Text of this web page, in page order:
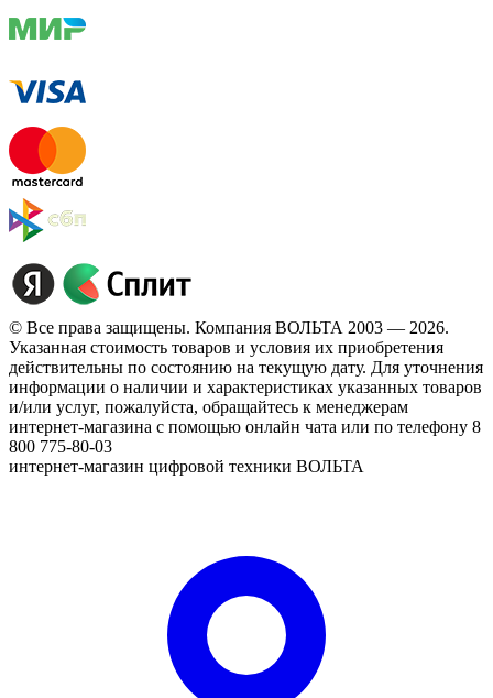
© Все права защищены. Компания ВОЛЬТА 2003 — 2026.
Указанная стоимость товаров и условия их приобретения
действительны по состоянию на текущую дату. Для уточнения
информации о наличии и характеристиках указанных товаров
и/или услуг, пожалуйста, обращайтесь к менеджерам
интернет-магазина с помощью онлайн чата или по телефону 8
800 775-80-03
интернет-магазин цифровой техники ВОЛЬТА